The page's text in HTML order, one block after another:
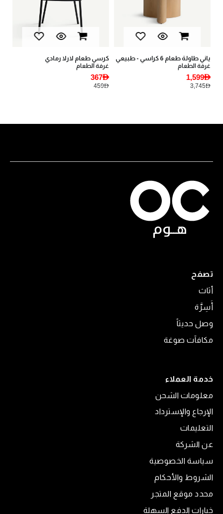
كرسي طعام لارلا رمادي
غرفة الطعام
367AED
459AED
غابي طاولة قهوة - أبيض
غرف المعيشة
1,169AED
تصفح
أثاث
أَسِرَّة
وصل حديثاً
مكافآت صوغة
خدمة العملاء
معلومات الشحن
الإرجاع والإسترداد
التعليمات
عن الشركة
سياسة الخصوصية
الشروط والأحكام
محدد موقع المتجر
خيارات الدفع السهلة